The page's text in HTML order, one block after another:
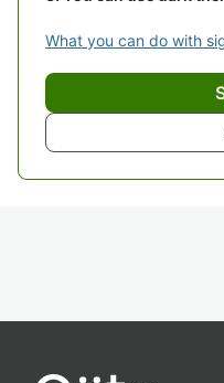
What you can do with